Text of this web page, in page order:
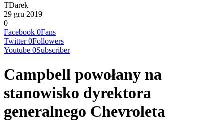
TDarek
29 gru 2019
0
Facebook 0Fans
Twitter 0Followers
Youtube 0Subscriber
Campbell powołany na
stanowisko dyrektora
generalnego Chevroleta